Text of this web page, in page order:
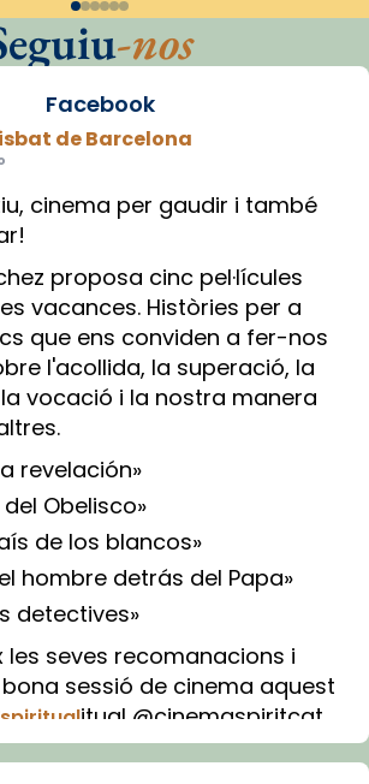
-nos
Facebook
de Barcelona
cinema per gaudir i també
proposa cinc pel·lícules
vacances. Històries per a
que ens conviden a fer-nos
l'acollida, la superació, la
vocació i la nostra manera
revelación»
del Obelisco»
de los blancos»
el hombre detrás del Papa»
detectives»
les seves recomanacions i
sessió de cinema aquest
itual @cinemaspiritcat
amb IA (OpenAI)